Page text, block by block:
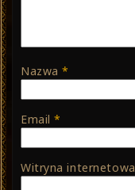
Nazwa*
Email*
Witryna internetowa